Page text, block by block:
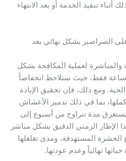
تنفيذ الخدمة أو بعد الانتهاء
الصراصير بشكل نهائي بعد
والمباشرة لعملية المكافحة بشكل
ملحوظ خلال أول 24 إلى 48 ساعة فقط، حيث ستلاحظ انخفاضاً
ومع ذلك، فإن تحقيق الإبادة
بما في ذلك تدمير الأعشاش
يستغرق مدة تتراوح من أسبوع إلى
الإطار الزمني الدقيق بشكل مباشر
المستهدفة، ومدى تغلغلها
نهائياً وعدم عودتها.